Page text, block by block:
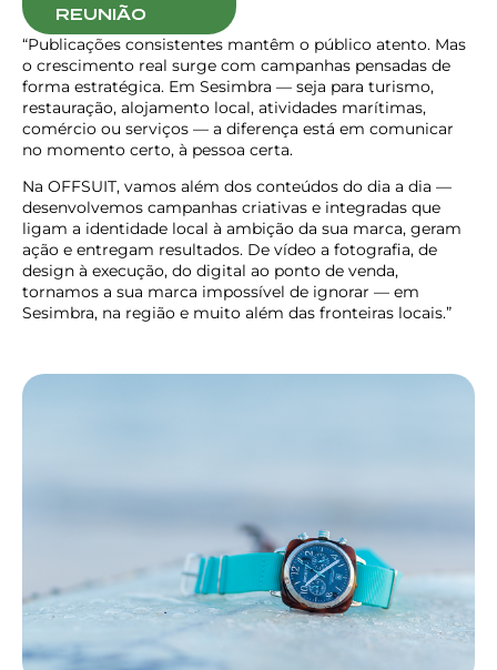
REUNIÃO
“Publicações consistentes mantêm o público atento. Mas
o crescimento real surge com campanhas pensadas de
forma estratégica. Em Sesimbra — seja para turismo,
restauração, alojamento local, atividades marítimas,
comércio ou serviços — a diferença está em comunicar
no momento certo, à pessoa certa.
Na OFFSUIT, vamos além dos conteúdos do dia a dia —
desenvolvemos campanhas criativas e integradas que
ligam a identidade local à ambição da sua marca, geram
ação e entregam resultados. De vídeo a fotografia, de
design à execução, do digital ao ponto de venda,
tornamos a sua marca impossível de ignorar — em
Sesimbra, na região e muito além das fronteiras locais.”